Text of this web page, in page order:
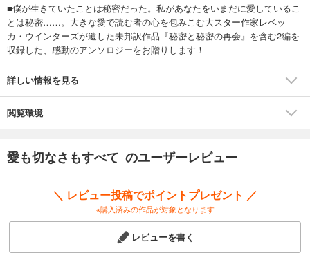
■僕が生きていたことは秘密だった。私があなたをいまだに愛しているこ
とは秘密……。大きな愛で読む者の心を包みこむ大スター作家レベッ
カ・ウインターズが遺した未邦訳作品『秘密と秘密の再会』を含む2編を
収録した、感動のアンソロジーをお贈りします！
詳しい情報を見る
閲覧環境
愛も切なさもすべて のユーザーレビュー
＼ レビュー投稿でポイントプレゼント ／
※購入済みの作品が対象となります
レビューを書く